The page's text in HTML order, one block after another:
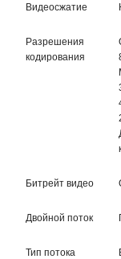
Видеосжатие
Разрешения
кодирования
Битрейт видео
Двойной поток
Тип потока